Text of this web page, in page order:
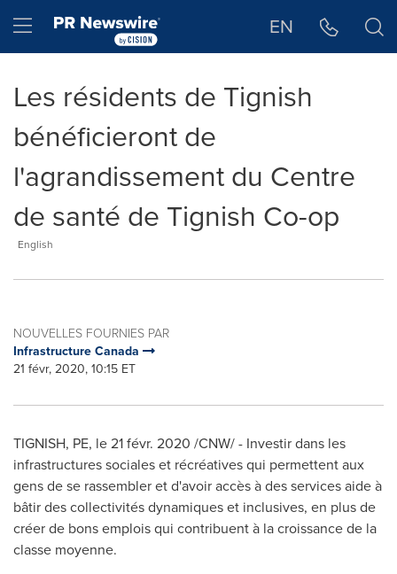
Hamburger menu EN
Les résidents de Tignish
bénéficieront de
l'agrandissement du Centre
de santé de Tignish Co-op
English
NOUVELLES FOURNIES PAR
Infrastructure Canada
21 févr, 2020, 10:15 ET
TIGNISH, PE, le 21 févr. 2020 /CNW/ - Investir dans les
infrastructures sociales et récréatives qui permettent aux
gens de se rassembler et d'avoir accès à des services aide à
bâtir des collectivités dynamiques et inclusives, en plus de
créer de bons emplois qui contribuent à la croissance de la
classe moyenne.